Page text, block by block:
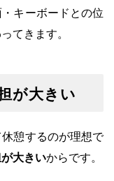
キーボードとの位
てきます。
が大きい
憩するのが理想で
大きいからです。